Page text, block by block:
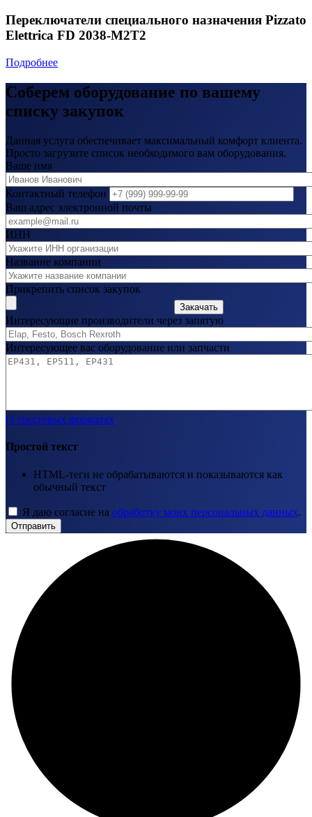
Переключатели специального назначения Pizzato
Elettrica FD 2038-M2T2
Подробнее
Соберем оборудование по вашему
списку закупок
Данная услуга обеспечивает максимальный комфорт клиента.
Просто загрузите список необходимого вам оборудования.
Ваше имя
Контактный телефон
Ваш адрес электронной почты
ИНН
Название компании
Прикрепить список закупок
Закачать
Интересующие производители через запятую
Интересующее вас оборудование или запчасти
О текстовых форматах
Простой текст
HTML-теги не обрабатываются и показываются как
обычный текст
Я даю согласие на обработку моих персональных данных.
Отправить